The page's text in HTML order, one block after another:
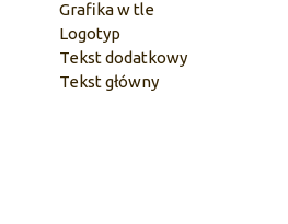
Grafika w tle
Logotyp
Tekst dodatkowy
Tekst główny